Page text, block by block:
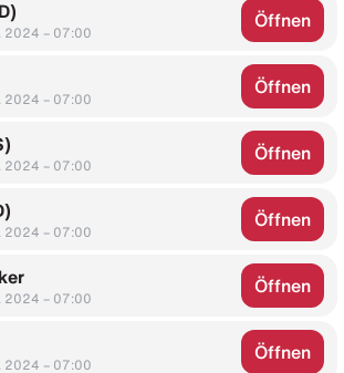
2024 – 07:00
Öffnen
2024 – 07:00
Öffnen
2024 – 07:00
Öffnen
2024 – 07:00
Öffnen
2024 – 07:00
Öffnen
2024 – 07:00
Öffnen